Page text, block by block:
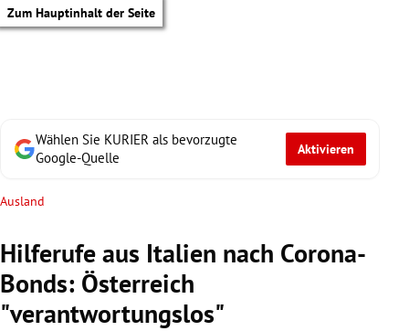
Zum Hauptinhalt der Seite
Wählen Sie KURIER als bevorzugte
Google-Quelle
Aktivieren
Ausland
Hilferufe aus Italien nach Corona-
Bonds: Österreich
"verantwortungslos"